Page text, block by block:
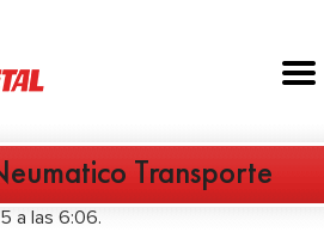
Transporte
a las 6:06.